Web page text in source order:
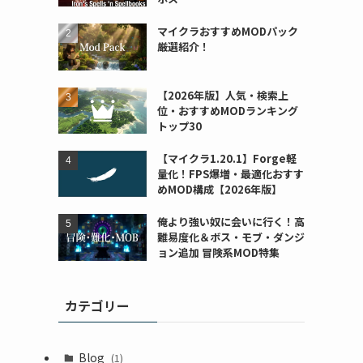
マイクラおすすめMODパック
厳選紹介！
【2026年版】人気・検索上
位・おすすめMODランキング
トップ30
【マイクラ1.20.1】Forge軽
量化！FPS爆増・最適化おすす
めMOD構成【2026年版】
俺より強い奴に会いに行く！高
難易度化＆ボス・モブ・ダンジ
ョン追加 冒険系MOD特集
カテゴリー
Blog (1)